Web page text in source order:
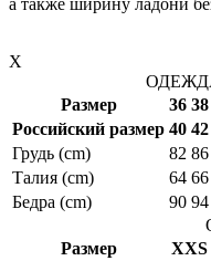
а также ширину ладони
X
Размер
36 38
Российский размер 40 42
Грудь (cm)
82 86
Талия (cm)
64 66
Бедра (cm)
90 94
Размер
XXS